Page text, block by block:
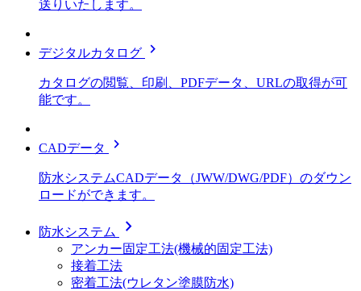
送りいたします。
デジタルカタログ chevron_right
カタログの閲覧、印刷、PDFデータ、URLの取得が可
能です。
CADデータ chevron_right
防水システムCADデータ（JWW/DWG/PDF）のダウン
ロードができます。
防水システム chevron_right
アンカー固定工法(機械的固定工法)
接着工法
密着工法(ウレタン塗膜防水)